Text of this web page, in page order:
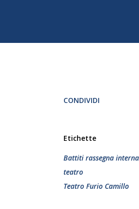
CONDIVIDI
Etichette
Battiti rassegna
teatro
Teatro Furio Camillo